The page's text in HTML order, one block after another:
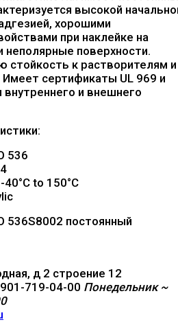
высокой
хорошими
при наклейке на
неполярные поверхности.
стойкость к растворителям и
сертификаты UL 969 и
внутреннего и внешнего
536
to 150°C
536S8002 постоянный
д 2 строение 12
719-04-00 Понедельник ~